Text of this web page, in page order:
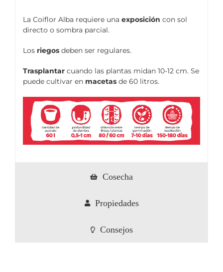
La Coiflor Alba requiere una exposición con sol
directo o sombra parcial.
Los riegos deben ser regulares.
Trasplantar cuando las plantas midan 10-12 cm. Se
puede cultivar en macetas de 60 litros.
Cosecha
Propiedades
Consejos